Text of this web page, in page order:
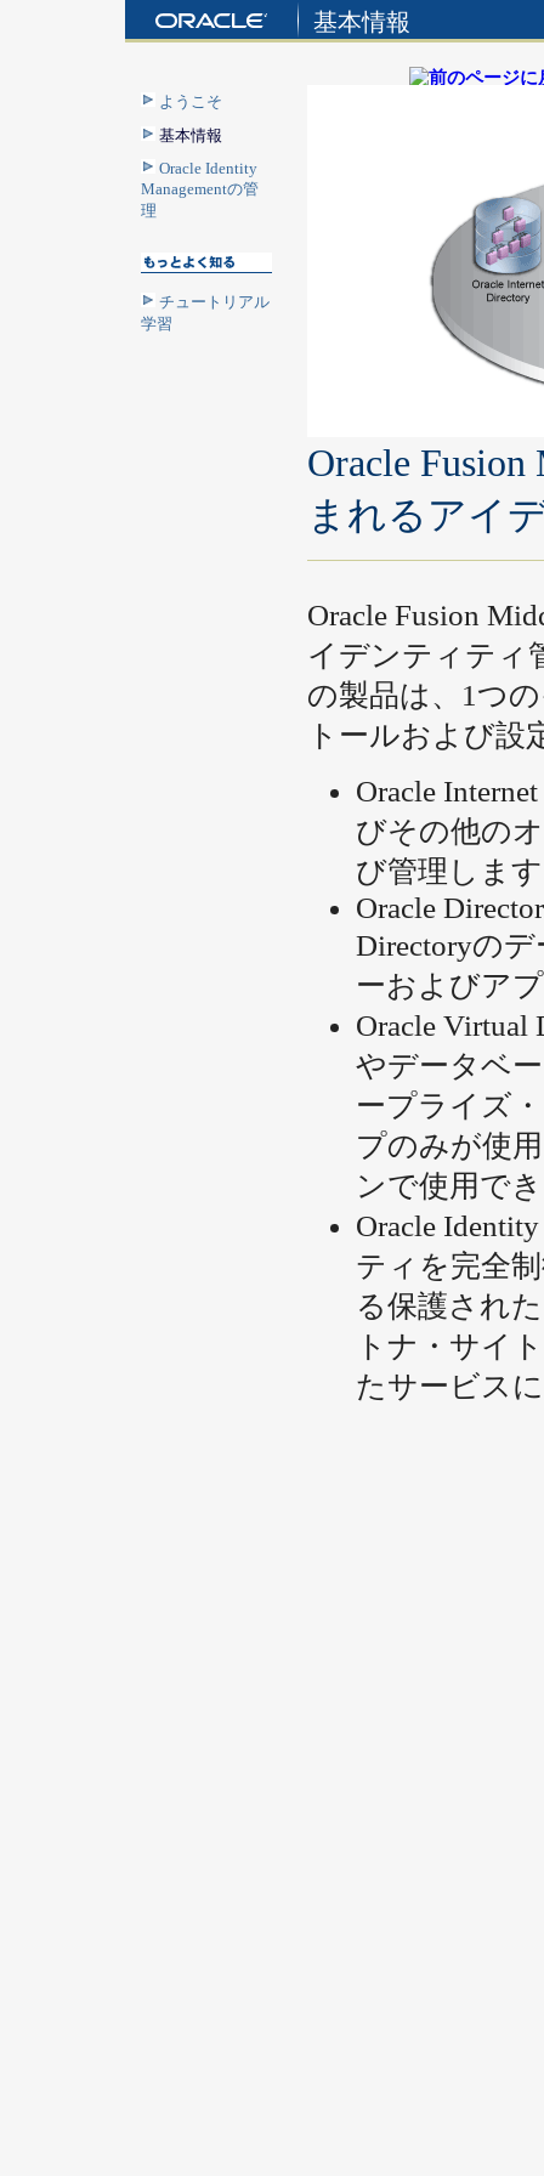
基本情報
ようこそ
基本情報
Oracle Identity
Managementの管
理
チュートリアル
学習
Oracle
まれるアイ
Oracle Fusion
イデンティティ
の製品は、1つ
トールおよび設
Oracle
びその他の
び管理しま
Oracle
Directoryの
ーおよびア
Oracle
やデータベ
ープライズ
プのみが使
ンで使用で
Oracle
ティを完全
る保護され
トナ・サイ
たサービス